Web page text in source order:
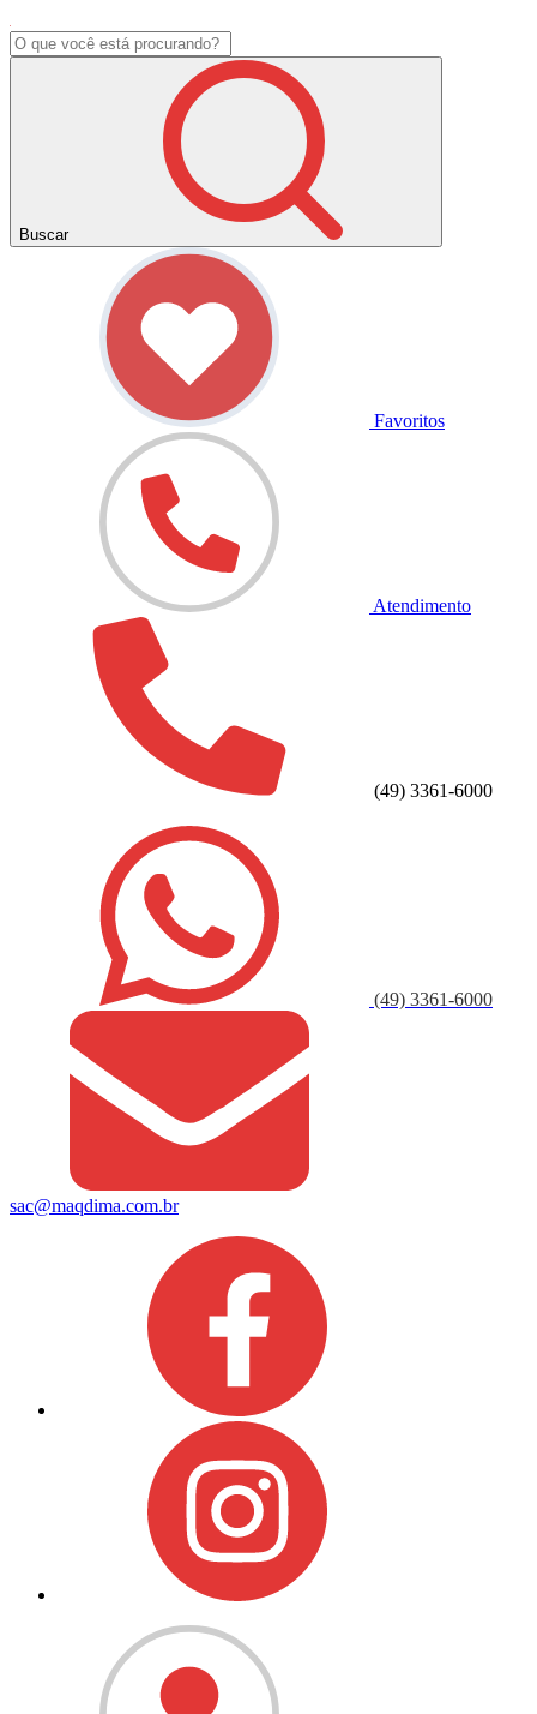
Buscar
Favoritos
Atendimento
(49) 3361-6000
(49) 3361-6000
sac@maqdima.com.br